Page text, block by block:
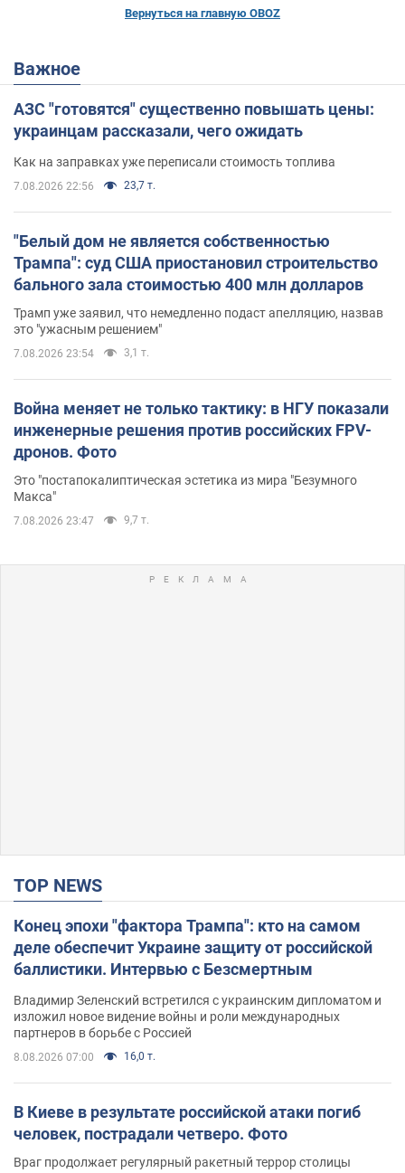
Вернуться на главную OBOZ
Важное
АЗС "готовятся" существенно повышать цены:
украинцам рассказали, чего ожидать
Как на заправках уже переписали стоимость топлива
7.08.2026 22:56 23,7 т.
"Белый дом не является собственностью
Трампа": суд США приостановил строительство
бального зала стоимостью 400 млн долларов
Трамп уже заявил, что немедленно подаст апелляцию, назвав
это "ужасным решением"
7.08.2026 23:54 3,1 т.
Война меняет не только тактику: в НГУ показали
инженерные решения против российских FPV-
дронов. Фото
Это "постапокалиптическая эстетика из мира "Безумного
Макса"
7.08.2026 23:47 9,7 т.
TOP NEWS
Конец эпохи "фактора Трампа": кто на самом
деле обеспечит Украине защиту от российской
баллистики. Интервью с Безсмертным
Владимир Зеленский встретился с украинским дипломатом и
изложил новое видение войны и роли международных
партнеров в борьбе с Россией
8.08.2026 07:00 16,0 т.
В Киеве в результате российской атаки погиб
человек, пострадали четверо. Фото
Враг продолжает регулярный ракетный террор столицы